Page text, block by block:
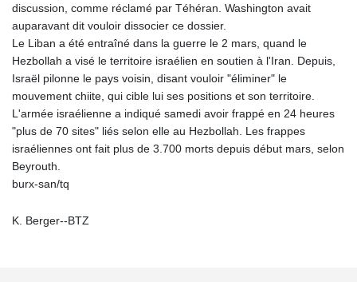
discussion, comme réclamé par Téhéran. Washington avait
auparavant dit vouloir dissocier ce dossier.
Le Liban a été entraîné dans la guerre le 2 mars, quand le
Hezbollah a visé le territoire israélien en soutien à l'Iran. Depuis,
Israël pilonne le pays voisin, disant vouloir "éliminer" le
mouvement chiite, qui cible lui ses positions et son territoire.
L'armée israélienne a indiqué samedi avoir frappé en 24 heures
"plus de 70 sites" liés selon elle au Hezbollah. Les frappes
israéliennes ont fait plus de 3.700 morts depuis début mars, selon
Beyrouth.
burx-san/tq
K. Berger--BTZ